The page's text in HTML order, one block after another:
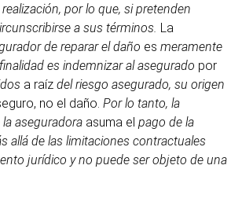
por lo que, si pretenden
a sus términos. La
de reparar el daño es meramente
es indemnizar al asegurado por
a raíz del riesgo asegurado, su origen
no el daño. Por lo tanto, la
aseguradora asuma el pago de la
allá de las limitaciones contractuales
jurídico yno puede ser objeto de una